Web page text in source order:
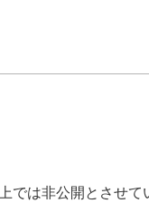
では非公開とさせて